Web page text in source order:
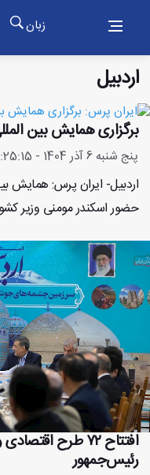
زبان
اردبیل
برگزاری همایش بین
پنج شنبه 6 آذر 1404 - 13:25:15
اردبیل- ایران پرس: همایش
حضور اسکندر مومنی وزیر
افتتاح ۷۲ طرح
رئیس‌جمهور